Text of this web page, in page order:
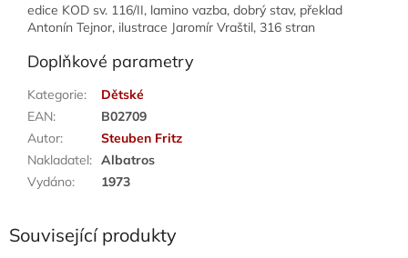
edice KOD sv. 116/II, lamino vazba, dobrý stav, překlad
Antonín Tejnor, ilustrace Jaromír Vraštil, 316 stran
Doplňkové parametry
Kategorie:
Dětské
EAN:
B02709
Autor:
Steuben Fritz
Nakladatel: Albatros
Vydáno: 1973
Související produkty